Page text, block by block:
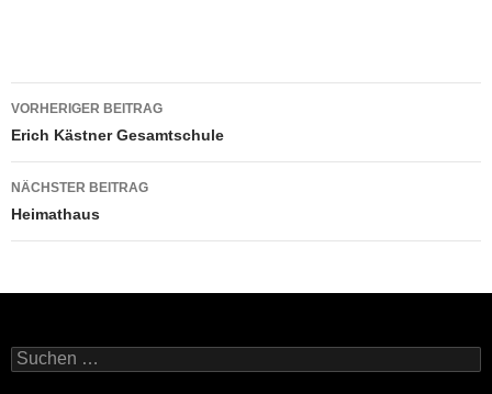
Beitragsnavigation
VORHERIGER BEITRAG
Erich Kästner Gesamtschule
NÄCHSTER BEITRAG
Heimathaus
Suchen
nach: